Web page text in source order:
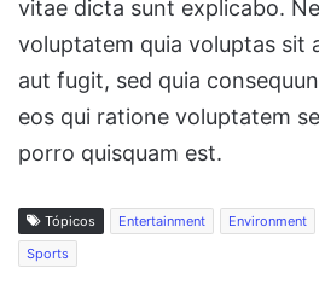
vitae dicta sunt explicabo.
voluptatem quia voluptas sit
aut fugit, sed quia
eos qui ratione voluptatem
porro quisquam est.
Tópicos Entertainment Environment
Sports